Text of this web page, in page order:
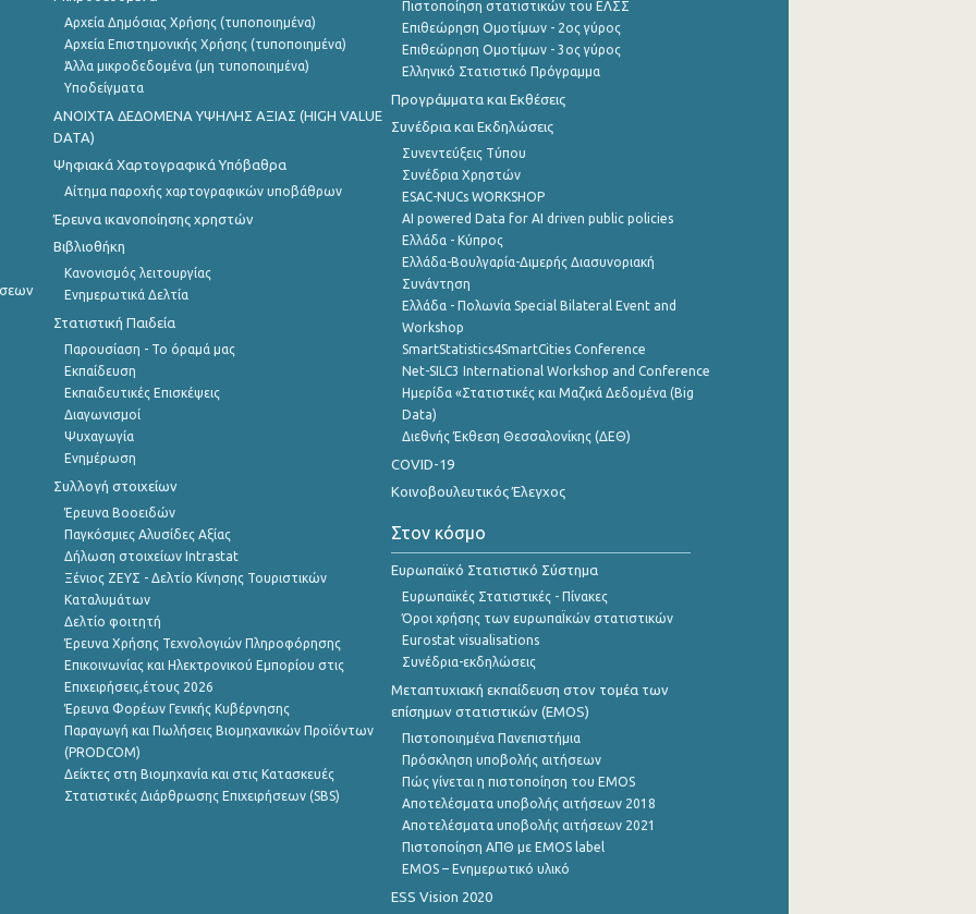
Αρχεία Δημόσιας Χρήσης (τυποποιημένα)
Αρχεία Επιστημονικής Χρήσης (τυποποιημένα)
Άλλα μικροδεδομένα (μη τυποποιημένα)
Υποδείγματα
ANOIXTA ΔΕΔΟΜΕΝΑ ΥΨΗΛΗΣ ΑΞΙΑΣ (HIGH VALUE
DATA)
Ψηφιακά Χαρτογραφικά Υπόβαθρα
Αίτημα παροχής χαρτογραφικών υποβάθρων
Έρευνα ικανοποίησης χρηστών
Βιβλιοθήκη
Κανονισμός λειτουργίας
Ενημερωτικά Δελτία
Στατιστική Παιδεία
Παρουσίαση - Το όραμά μας
Εκπαίδευση
Εκπαιδευτικές Επισκέψεις
Διαγωνισμοί
Ψυχαγωγία
Ενημέρωση
Συλλογή στοιχείων
Έρευνα Βοοειδών
Παγκόσμιες Αλυσίδες Αξίας
Δήλωση στοιχείων Intrastat
Ξένιος ΖΕΥΣ - Δελτίο Κίνησης Τουριστικών
Καταλυμάτων
Δελτίο φοιτητή
Έρευνα Χρήσης Τεχνολογιών Πληροφόρησης
Επικοινωνίας και Ηλεκτρονικού Εμπορίου στις
Επιχειρήσεις,έτους 2026
Έρευνα Φορέων Γενικής Κυβέρνησης
Παραγωγή και Πωλήσεις Βιομηχανικών Προϊόντων
(PRODCOM)
Δείκτες στη Βιομηχανία και στις Κατασκευές
Στατιστικές Διάρθρωσης Επιχειρήσεων (SBS)
Πιστοποίηση στατιστικών του ΕΛΣΣ
Επιθεώρηση Ομοτίμων - 2ος γύρος
Επιθεώρηση Ομοτίμων - 3ος γύρος
Ελληνικό Στατιστικό Πρόγραμμα
Προγράμματα και Εκθέσεις
Συνέδρια και Εκδηλώσεις
Συνεντεύξεις Τύπου
Συνέδρια Χρηστών
ESAC-NUCs WORKSHOP
AI powered Data for AI driven public policies
Ελλάδα - Κύπρος
Ελλάδα-Βουλγαρία-Διμερής Διασυνοριακή
Συνάντηση
Ελλάδα - Πολωνία Special Bilateral Event and
Workshop
SmartStatistics4SmartCities Conference
Net-SILC3 International Workshop and Conference
Ημερίδα «Στατιστικές και Μαζικά Δεδομένα (Big
Data)
Διεθνής Έκθεση Θεσσαλονίκης (ΔΕΘ)
COVID-19
Κοινοβουλευτικός Έλεγχος
Στον κόσμο
Ευρωπαϊκό Στατιστικό Σύστημα
Ευρωπαϊκές Στατιστικές - Πίνακες
Όροι χρήσης των ευρωπαΪκών στατιστικών
Eurostat visualisations
Συνέδρια-εκδηλώσεις
Μεταπτυχιακή εκπαίδευση στον τομέα των
επίσημων στατιστικών (EMOS)
Πιστοποιημένα Πανεπιστήμια
Πρόσκληση υποβολής αιτήσεων
Πώς γίνεται η πιστοποίηση του EMOS
Αποτελέσματα υποβολής αιτήσεων 2018
Αποτελέσματα υποβολής αιτήσεων 2021
Πιστοποίηση ΑΠΘ με EMOS label
EMOS – Ενημερωτικό υλικό
ESS Vision 2020